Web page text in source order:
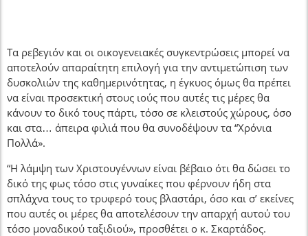
Τα ρεβεγιόν και οι οικογενειακές συγκεντρώσεις μπορεί να
αποτελούν απαραίτητη επιλογή για την αντιμετώπιση των
δυσκολιών της καθημερινότητας, η έγκυος όμως θα πρέπει
να είναι προσεκτική στους ιούς που αυτές τις μέρες θα
κάνουν το δικό τους πάρτι, τόσο σε κλειστούς χώρους, όσο
και στα… άπειρα φιλιά που θα συνοδέψουν τα “Χρόνια
Πολλά».
“Η λάμψη των Χριστουγέννων είναι βέβαιο ότι θα δώσει το
δικό της φως τόσο στις γυναίκες που φέρνουν ήδη στα
σπλάχνα τους το τρυφερό τους βλαστάρι, όσο και σ’ εκείνες
που αυτές οι μέρες θα αποτελέσουν την απαρχή αυτού του
τόσο μοναδικού ταξιδιού», προσθέτει ο κ. Σκαρτάδος.